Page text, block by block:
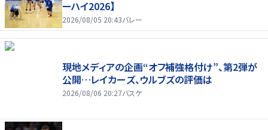
ーハイ2026】
2026/08/05 20:43バレー
現地メディアの企画“オフ補強格付け”、第2弾が
公開…レイカーズ、ウルブズの評価は
2026/08/06 20:27バスケ